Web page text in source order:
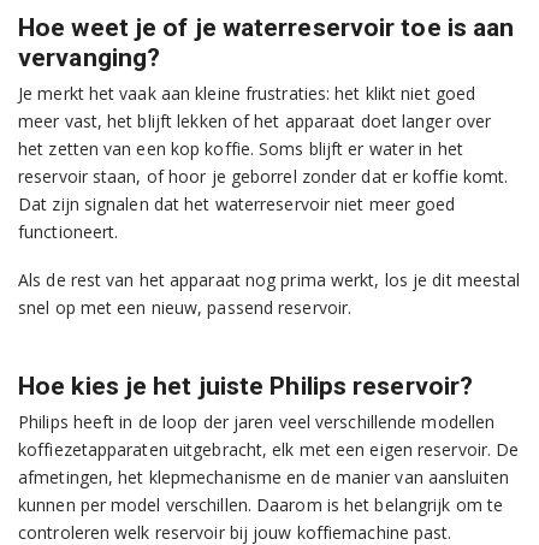
Hoe weet je of je waterreservoir toe is aan
vervanging?
Je merkt het vaak aan kleine frustraties: het klikt niet goed
meer vast, het blijft lekken of het apparaat doet langer over
het zetten van een kop koffie. Soms blijft er water in het
reservoir staan, of hoor je geborrel zonder dat er koffie komt.
Dat zijn signalen dat het waterreservoir niet meer goed
functioneert.
Als de rest van het apparaat nog prima werkt, los je dit meestal
snel op met een nieuw, passend reservoir.
Hoe kies je het juiste Philips reservoir?
Philips heeft in de loop der jaren veel verschillende modellen
koffiezetapparaten uitgebracht, elk met een eigen reservoir. De
afmetingen, het klepmechanisme en de manier van aansluiten
kunnen per model verschillen. Daarom is het belangrijk om te
controleren welk reservoir bij jouw koffiemachine past.